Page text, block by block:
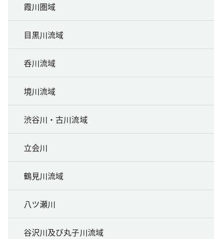
霞川圏域
目黒川流域
呑川流域
境川流域
渋谷川・古川流域
立会川
鶴見川流域
八ツ瀬川
谷沢川及び丸子川流域